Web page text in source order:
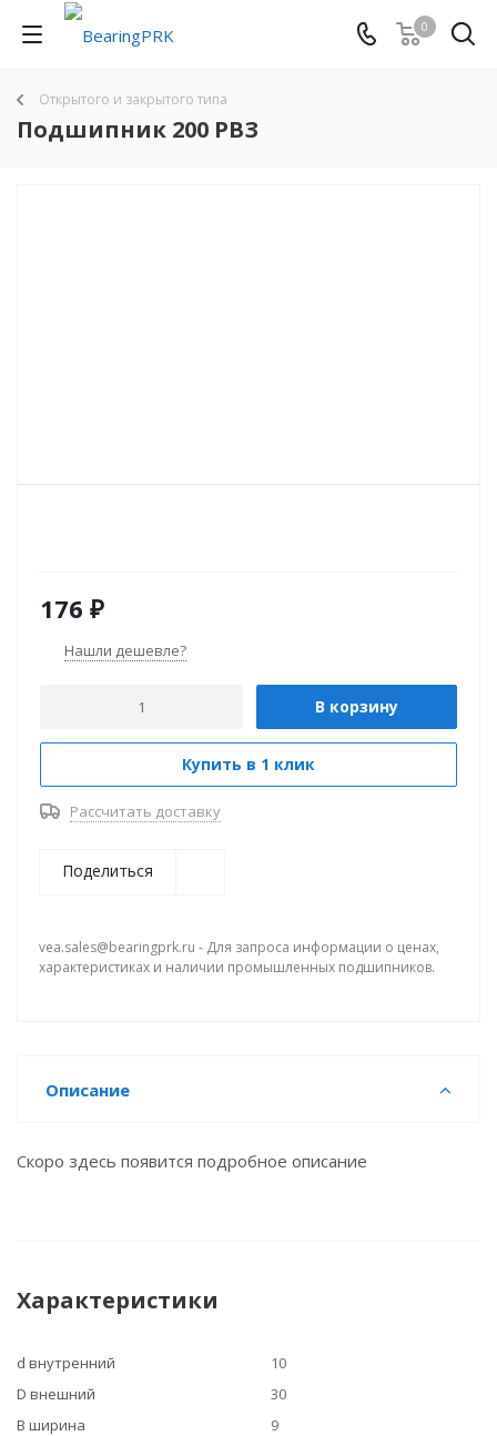
0
Открытого и закрытого типа
Подшипник 200 РВЗ
176 ₽
Нашли дешевле?
В корзину
Купить в 1 клик
Рассчитать доставку
Поделиться
vea.sales@bearingprk.ru - Для запроса информации о ценах,
характеристиках и наличии промышленных подшипников.
Описание
Скоро здесь появится подробное описание
Характеристики
d внутренний
10
D внешний
30
B ширина
9